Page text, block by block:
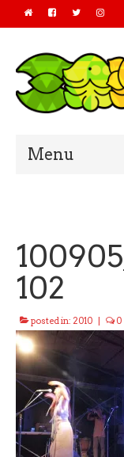
Menu
2018
2017
2016
All Photo
Official Site
102
posted in: 2010 0